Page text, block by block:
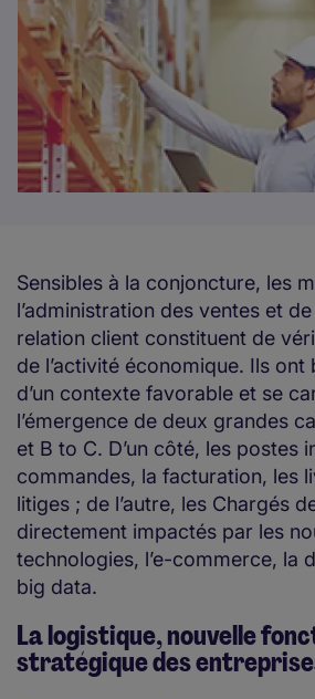
Sensibles à la conjoncture, les
l’administration des ventes et
relation client constituent de
de l’activité économique. Ils ont
d’un contexte favorable et se
l’émergence de deux grandes
et B to C. D’un côté, les postes
commandes, la facturation, les
litiges ; de l’autre, les Chargés
directement impactés par les
technologies, l’e-commerce, la
big data.
La logistique, nouvelle
stratégique des